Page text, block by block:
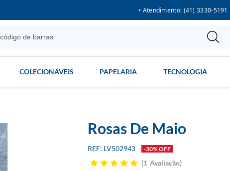
• Atendimento: (41) 3330-5191
COLECIONÁVEIS PAPELARIA TECNOLOGIA
Rosas De Maio
LV502943 -30% OFF
1 Avaliação